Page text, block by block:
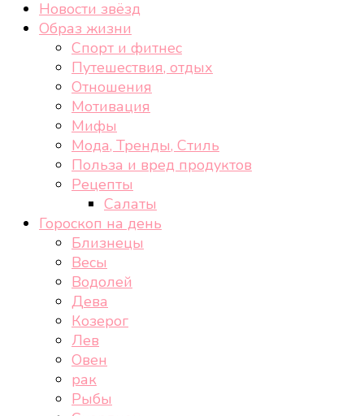
Новости звёзд
Образ жизни
Спорт и фитнес
Путешествия, отдых
Отношения
Мотивация
Мифы
Мода, Тренды, Стиль
Польза и вред продуктов
Рецепты
Салаты
Гороскоп на день
Близнецы
Весы
Водолей
Дева
Козерог
Лев
Овен
рак
Рыбы